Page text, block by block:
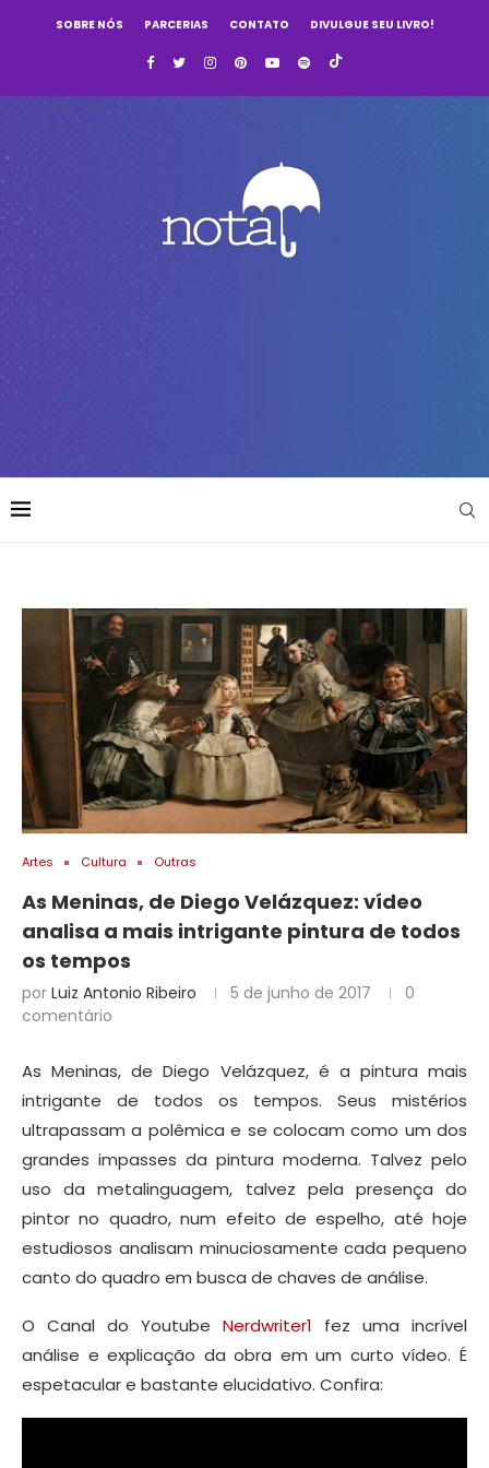
SOBRE NÓS PARCERIAS CONTATO DIVULGUE SEU LIVRO!
Artes Cultura Outras
As Meninas, de Diego Velázquez: vídeo
analisa a mais intrigante pintura de todos
os tempos
por Luiz Antonio Ribeiro 5 de junho de 2017
0
comentário
As Meninas, de Diego Velázquez, é a pintura mais
intrigante de todos os tempos. Seus mistérios
ultrapassam a polêmica e se colocam como um dos
grandes impasses da pintura moderna. Talvez pelo
uso da metalinguagem, talvez pela presença do
pintor no quadro, num efeito de espelho, até hoje
estudiosos analisam minuciosamente cada pequeno
canto do quadro em busca de chaves de análise.
O Canal do Youtube Nerdwriter1 fez uma incrível
análise e explicação da obra em um curto vídeo. É
espetacular e bastante elucidativo. Confira: